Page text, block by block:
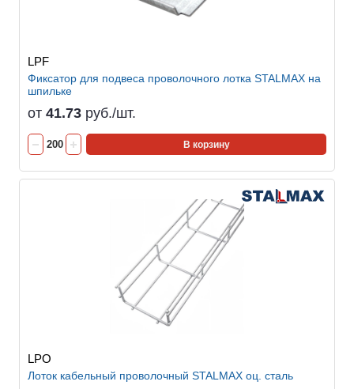
LPF
Фиксатор для подвеса проволочного лотка STALMAX на
шпильке
от 41.73 руб./шт.
В корзину
LPO
Лоток кабельный проволочный STALMAX оц. сталь